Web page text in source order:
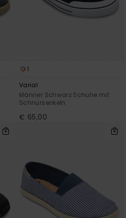
1
Varial
Männer Schwarz Schuhe mit
Schnürsenkeln
€ 65,00